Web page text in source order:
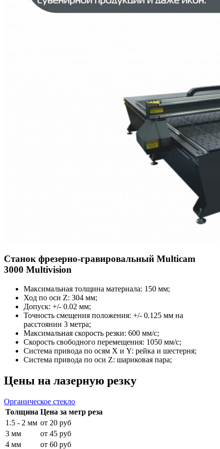
Станок фрезерно-гравировальный Multicam
3000 Multivision
Максимальная толщина материала: 150 мм;
Ход по оси Z: 304 мм;
Допуск: +/- 0.02 мм;
Точность смещения положения: +/- 0.125 мм на
расстоянии 3 метра;
Максимальная скорость резки: 600 мм/с;
Скорость свободного перемещения: 1050 мм/с;
Система привода по осям X и Y: рейка и шестерня;
Система привода по оси Z: шариковая пара;
Цены на лазерную резку
Органическое стекло
Толщина Цена за метр реза
1.5 - 2 мм от 20 руб
3 мм
от 45 руб
4 мм
от 60 руб